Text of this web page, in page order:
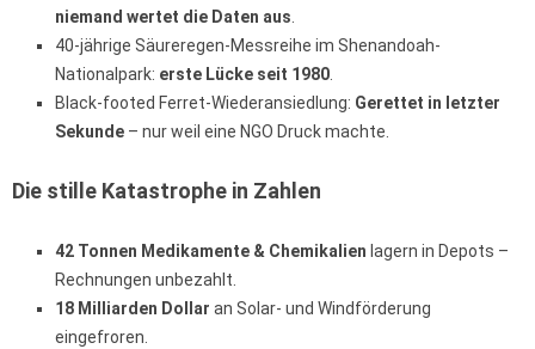
niemand wertet die Daten aus
40-jährige Säureregen-Messreihe im Shenandoah-
Nationalpark: erste Lücke seit 1980
Black-footed Ferret-Wiederansiedlung: Gerettet in letzter
Sekunde – nur weil eine NGO Druck machte.
Die stille Katastrophe in Zahlen
42 Tonnen Medikamente & Chemikalien lagern in Depots –
Rechnungen unbezahlt.
18 Milliarden Dollar an Solar- und Windförderung
eingefroren.